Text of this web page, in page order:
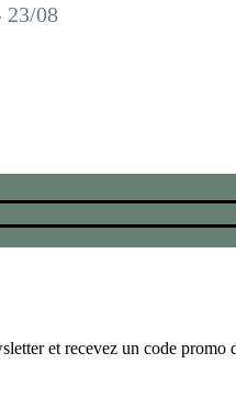
23/08
et recevez un code promo